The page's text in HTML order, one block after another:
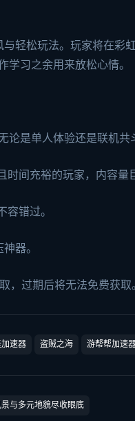
轻松玩法。玩家将在彩
学习之余用来放松心情。
论是单人体验还是联机共
时间充裕的玩家，内容量
容错过。
器。
，过期后将无法免费获取
速器 盗贼之海 游帮帮加速
与多元地貌尽收眼底